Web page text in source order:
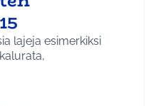
lajeja esimerkiksi